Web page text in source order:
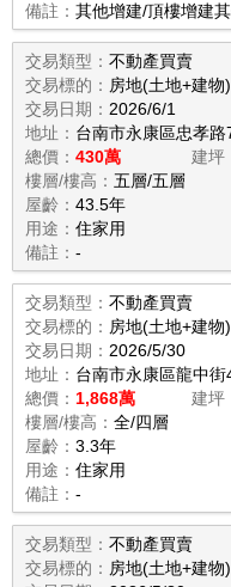
備註： 其他增建/頂樓增建其
交易類型： 不動產買賣
交易標的： 房地(土地+建物)
交易日期： 2026/6/1
地址： 台南市永康區忠孝
總價： 430萬 建坪
樓層/樓高： 五層/五層
屋齡： 43.5年
用途： 住家用
備註： -
交易類型： 不動產買賣
交易標的： 房地(土地+建物)
交易日期： 2026/5/30
地址： 台南市永康區龍中
總價： 1,868萬 建坪
樓層/樓高： 全/四層
屋齡： 3.3年
用途： 住家用
備註： -
交易類型： 不動產買賣
交易標的： 房地(土地+建物)